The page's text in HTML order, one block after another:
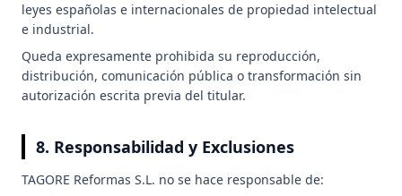
leyes españolas e internacionales de propiedad intelectual
e industrial.
Queda expresamente prohibida su reproducción,
distribución, comunicación pública o transformación sin
autorización escrita previa del titular.
8. Responsabilidad y Exclusiones
TAGORE Reformas S.L. no se hace responsable de: